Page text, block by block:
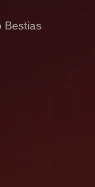
Bestias